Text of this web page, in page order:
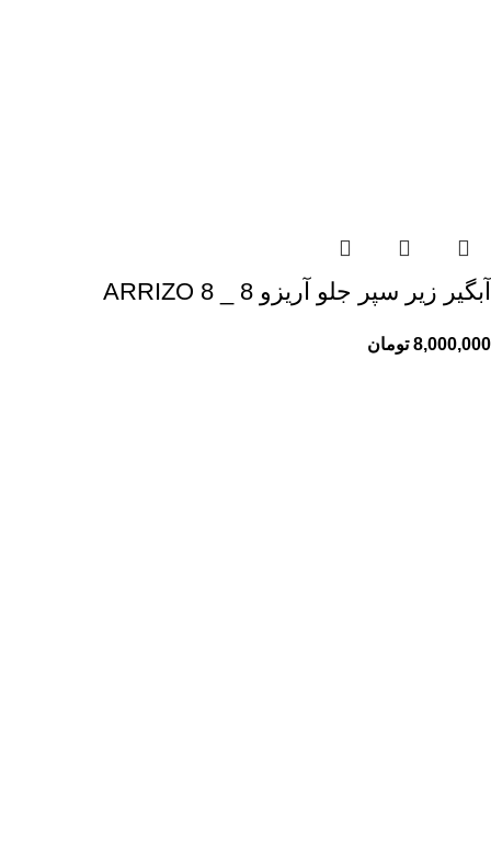
آبگیر زیر سپر جلو آریزو 8 _ ARRIZO 8
8,000,000 تومان